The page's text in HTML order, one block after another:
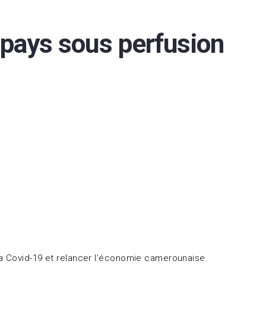
sous perfusion
19 et relancer l’économie camerounaise.